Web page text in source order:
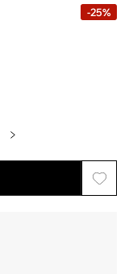
-25%